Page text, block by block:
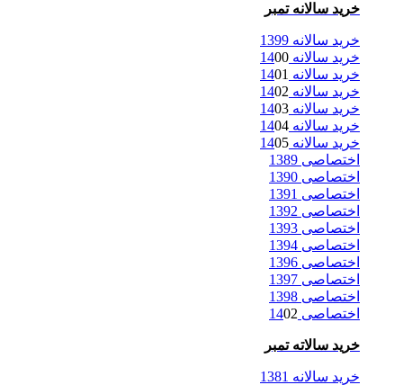
خرید سالانه تمبر
خرید سالانه 1399
خرید سالانه 14 00
خرید سالانه 14 01
خرید سالانه 14 02
خرید سالانه 14 03
خرید سالانه 14 04
خرید سالانه 14 05
اختصاصی 1389
اختصاصی 1390
اختصاصی 1391
اختصاصی 1392
اختصاصی 1393
اختصاصی 1394
اختصاصی 1396
اختصاصی 1397
اختصاصی 1398
اختصاصی 14 02
خرید سالاته تمبر
خرید سالانه 1381